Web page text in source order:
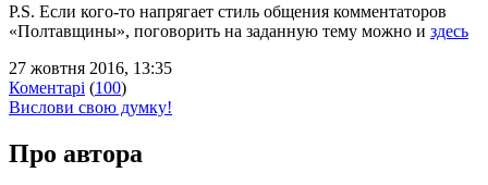
P.S. Если кого-то напрягает стиль общения комментаторов
«Полтавщины», поговорить на заданную тему можно и здесь
27 жовтня 2016, 13:35
Коментарі (100)
Вислови свою думку!
Про автора